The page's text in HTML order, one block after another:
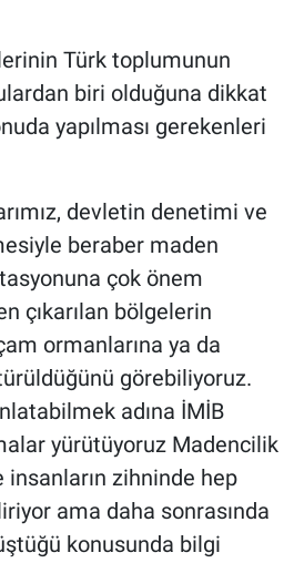
Türk toplumunun
biri olduğuna dikkat
yapılması gerekenleri
devletin denetimi ve
beraber maden
çok önem
çıkarılan bölgelerin
ormanlarına ya da
görebiliyoruz.
adına İMİB
yürütüyoruz Madencilik
zihninde hep
ama daha sonrasında
konusunda bilgi